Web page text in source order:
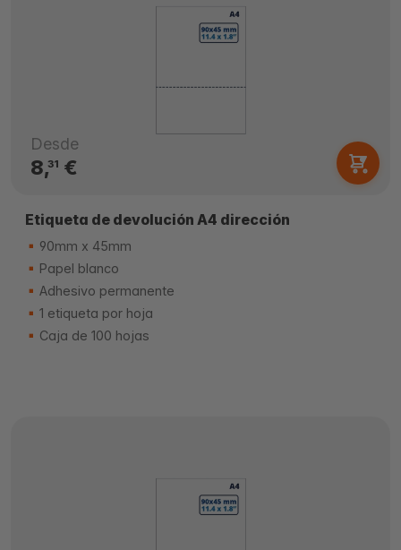
Desde
8,31 €
Etiqueta de devolución A4 dirección
90mm x 45mm
Papel blanco
Adhesivo permanente
1 etiqueta por hoja
Caja de 100 hojas